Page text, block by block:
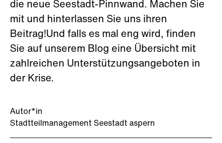
Autor*in
Stadtteilmanagement Seestadt aspern
die neue Seestadt-Pinnwand. Machen Sie
mit und hinterlassen Sie uns ihren
Beitrag!Und falls es mal eng wird, finden
Sie auf unserem Blog eine Übersicht mit
zahlreichen Unterstützungsangeboten in
der Krise.